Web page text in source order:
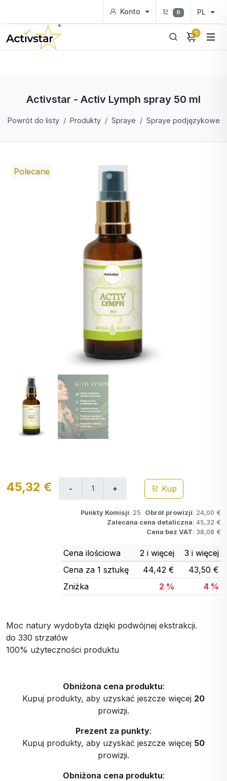
Konto 0 PL
0
Activstar - Activ Lymph spray 50 ml
Powrót do listy Produkty Spraye Spraye podjęzykowe
Polecane
45,32 € Kup
Punkty Komisji: 25 Obrót prowizji: 24,00 €
Zalecana cena detaliczna: 45,32 €
Cena bez VAT: 38,08 €
Cena ilościowa 2 i więcej
3 i więcej
Cena za 1 sztukę
44,42 €
43,50 €
Zniżka
2 % 4 %
Moc natury wydobyta dzięki podwójnej ekstrakcji.
do 330 strzałów
100% użyteczności produktu
Obniżona cena produktu:
Kupuj produkty, aby uzyskać jeszcze więcej 20
prowizji.
Prezent za punkty:
Kupuj produkty, aby uzyskać jeszcze więcej 50
prowizji.
Obniżona cena produktu: